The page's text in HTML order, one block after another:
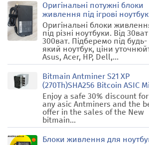
Оригінальні потужні блоки
живлення під ігрові
Оригінальні блоки
під різні ноутбуки. Від
300ват. Підберемо під будь-
який ноутбук, ціни
Asus, Acer, HP, Dell,...
Bitmain Antminer S21 XP
(270Th)SHA256 Bitcoin ASIC
Enjoy a safe 30% discount for
any asic Antminers and the
offer in the sales of the New
bitmain...
Блоки живлення для